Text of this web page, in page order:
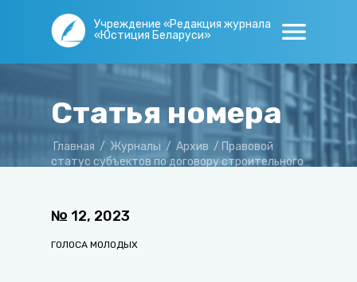
Учреждение «Редакция журнала
«Юстиция Беларуси»
Статья номера
Главная / Журналы / Архив / Правовой
статус субъектов по договору строительного
№ 12, 2023
ГОЛОСА МОЛОДЫХ